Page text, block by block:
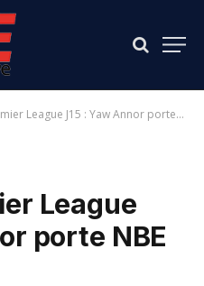
League J15 : Yaw Annor porte NBE FC
League
porte NBE